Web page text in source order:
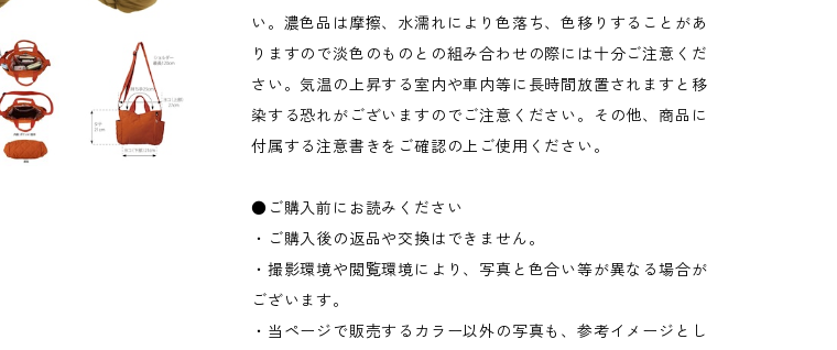
い。濃色品は摩擦、水濡れにより色落ち、色移りすることがあ
りますので淡色のものとの組み合わせの際には十分ご注意くだ
さい。気温の上昇する室内や車内等に長時間放置されますと移
染する恐れがございますのでご注意ください。その他、商品に
付属する注意書きをご確認の上ご使用ください。
●ご購入前にお読みください
・ご購入後の返品や交換はできません。
・撮影環境や閲覧環境により、写真と色合い等が異なる場合が
ございます。
・当ページで販売するカラー以外の写真も、参考イメージとし